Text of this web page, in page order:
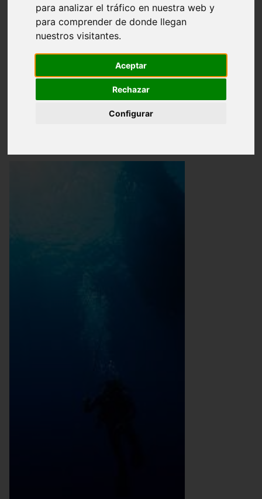
para analizar el tráfico en nuestra web y
para comprender de donde llegan
nuestros visitantes.
Aceptar
Rechazar
Configurar
Introducción Bentos
Comunidades Bentónicas Zonación
Zonación